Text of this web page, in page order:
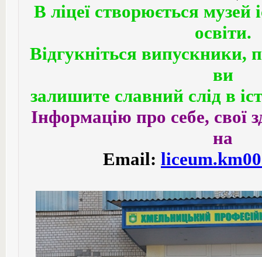
В ліцеї створюється музей
освіти.
Відгукніться випускники,
ви
залишите славний слід в
Інформацію про себе, свої
на
Email: